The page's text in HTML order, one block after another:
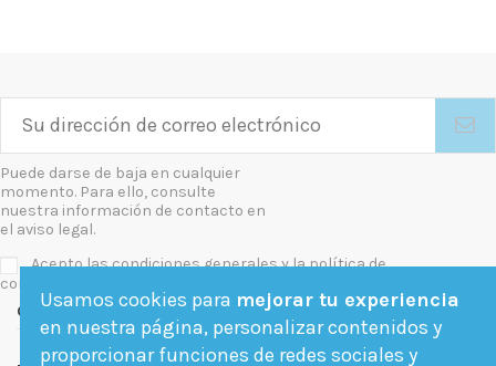
Puede darse de baja en cualquier
momento. Para ello, consulte
nuestra información de contacto en
el aviso legal.
Acepto las condiciones generales y la política de
confidencialidad
Contact us
Usamos cookies para mejorar tu experiencia
en nuestra página, personalizar contenidos y
proporcionar funciones de redes sociales y